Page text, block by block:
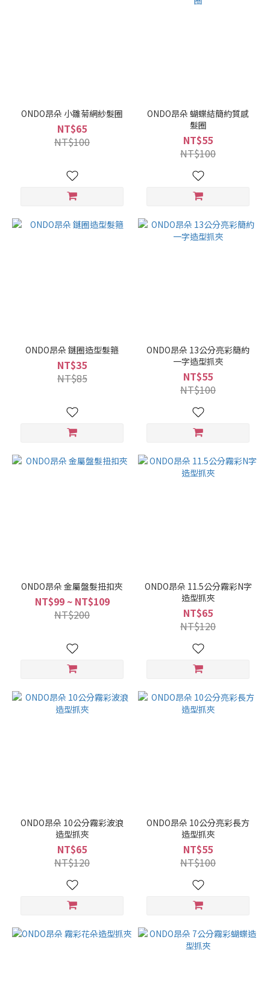
ONDO昂朵 小雛菊網紗髮圈
NT$65
NT$100
ONDO昂朵 蝴蝶結簡約質感
髮圈
NT$55
NT$100
ONDO昂朵 鏈圈造型髮箍
NT$35
NT$85
ONDO昂朵 13公分亮彩簡約
一字造型抓夾
NT$55
NT$100
ONDO昂朵 金屬盤髮扭扣夾
NT$99 ~ NT$109
NT$200
ONDO昂朵 11.5公分霧彩N字
造型抓夾
NT$65
NT$120
ONDO昂朵 10公分霧彩波浪
造型抓夾
NT$65
NT$120
ONDO昂朵 10公分亮彩長方
造型抓夾
NT$55
NT$100